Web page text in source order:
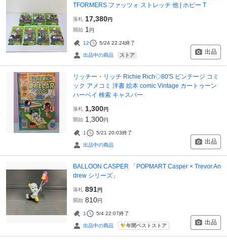
TFORMERS ファッツォ ストレッチ 他 | ホビー T
落札 17,380円
開始 1 円
12 5/24 22:24終了
出品中の商品 ストア 出品
リッチー・リッチ Richie Rich◇80'S ビンテージ コミ
ック アメコミ 洋書 絵本 comic Vintage カートゥーン
ハーベイ 検索 キャスパー
落札 1,300円
開始 1,300円
1 5/21 20:03終了
出品中の商品 出品
BALLOON CASPER 「POPMART Casper × Trevor An
drew シリーズ」
落札 891円
開始 810円
1 5/4 22:07終了
出品中の商品 年間ベストストア 出品